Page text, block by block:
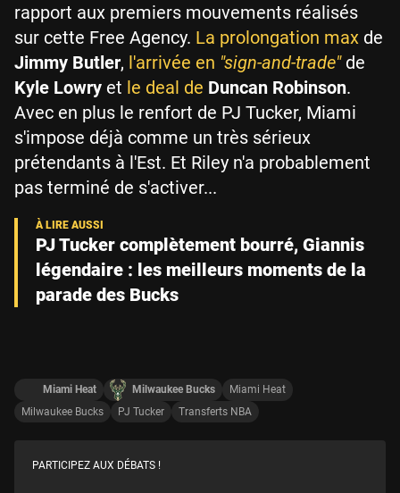
rapport aux premiers mouvements réalisés
sur cette Free Agency. La prolongation max de
Jimmy Butler, l'arrivée en "sign-and-trade"de
Kyle Lowry et le deal de Duncan Robinson.
Avec en plus le renfort de PJ Tucker, Miami
s'impose déjà comme un très sérieux
prétendants à l'Est. Et Riley n'a probablement
pas terminé de s'activer...
PJ Tucker complètement bourré, Giannis
légendaire : les meilleurs moments de la
parade des Bucks
Miami Heat Milwaukee Bucks
Miami Heat
Milwaukee Bucks
PJ Tucker Transferts NBA
PARTICIPEZ AUX DÉBATS !